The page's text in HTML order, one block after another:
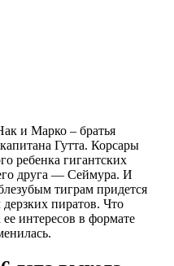
и Марко – братья
Гутта. Корсары
ребенка гигантских
друга — Сеймура. И
тиграм придется
пиратов. Что
ее интересов в формате